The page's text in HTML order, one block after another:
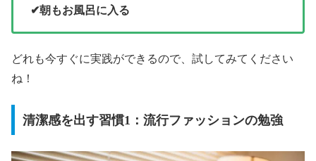
✔朝もお風呂に入る
どれも今すぐに実践ができるので、試してみてください
ね！
清潔感を出す習慣1：流行ファッションの勉強